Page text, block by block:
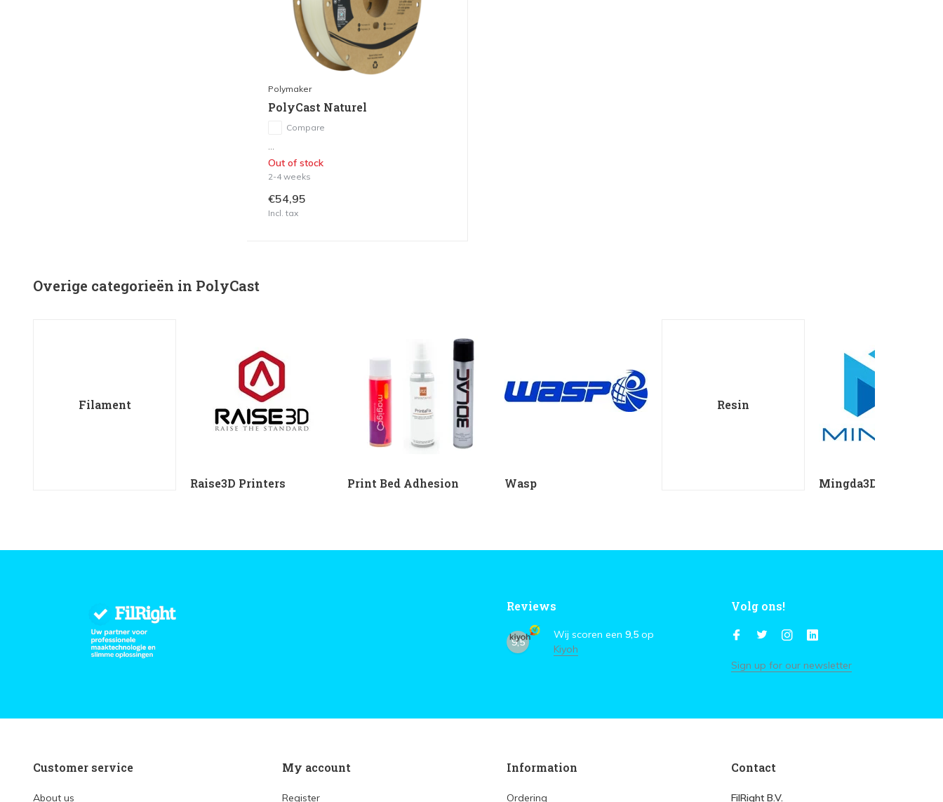
Polymaker
PolyCast Naturel
Compare
...
Out of stock
2-4 weeks
€54,95
Incl. tax
Overige categorieën in PolyCast
Filament
Raise3D Printers Print Bed Adhesion Wasp
Resin
Mingda3D
Reviews
9,5
Wij scoren een 9,5 op
Kiyoh
Volg ons!
Sign up for our newsletter
Customer service
About us
My account
Register
Information
Ordering
Contact
FilRight B.V.